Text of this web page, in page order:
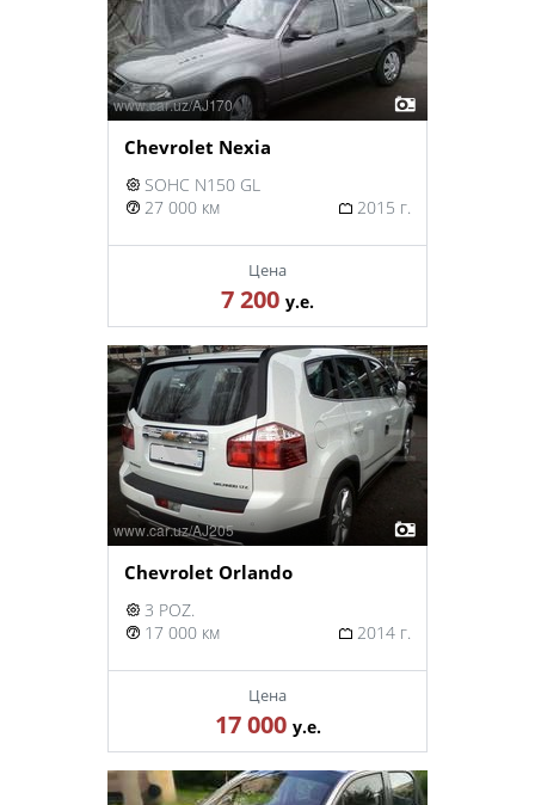
Chevrolet Nexia
SOHC N150 GL
27 000 км
2015 г.
Цена
7 200 у.е.
Chevrolet Orlando
3 POZ.
17 000 км
2014 г.
Цена
17 000 у.е.